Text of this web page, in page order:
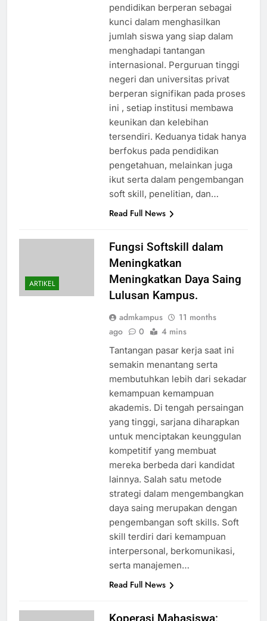
pendidikan berperan sebagai
kunci dalam menghasilkan
jumlah siswa yang siap dalam
menghadapi tantangan
internasional. Perguruan tinggi
negeri dan universitas privat
berperan signifikan pada proses
ini , setiap institusi membawa
keunikan dan kelebihan
tersendiri. Keduanya tidak hanya
berfokus pada pendidikan
pengetahuan, melainkan juga
ikut serta dalam pengembangan
soft skill, penelitian, dan…
Read Full News
ARTIKEL
Fungsi Softskill dalam
Meningkatkan
Meningkatkan Daya Saing
Lulusan Kampus.
admkampus
11 months
ago
0 4 mins
Tantangan pasar kerja saat ini
semakin menantang serta
membutuhkan lebih dari sekadar
kemampuan kemampuan
akademis. Di tengah persaingan
yang tinggi, sarjana diharapkan
untuk menciptakan keunggulan
kompetitif yang membuat
mereka berbeda dari kandidat
lainnya. Salah satu metode
strategi dalam mengembangkan
daya saing merupakan dengan
pengembangan soft skills. Soft
skill terdiri dari kemampuan
interpersonal, berkomunikasi,
serta manajemen…
Read Full News